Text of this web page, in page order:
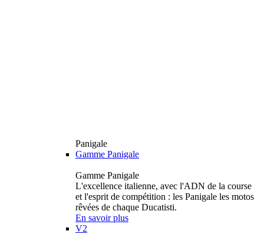
Panigale
Gamme Panigale
Gamme Panigale
L'excellence italienne, avec l'ADN de la course
et l'esprit de compétition : les Panigale les motos
rêvées de chaque Ducatisti.
En savoir plus
V2